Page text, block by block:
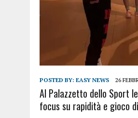
POSTED BY: EASY NEWS 26
Al Palazzetto dello Sport
focus su rapidità e gioco